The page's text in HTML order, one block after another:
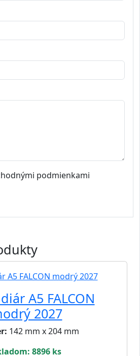
podmienkami
A5 FALCON
2027
142 mm x 204 mm
8896 ks